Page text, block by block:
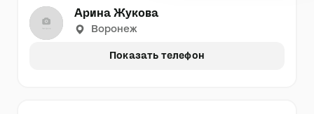
Арина Жукова
Воронеж
Показать телефон